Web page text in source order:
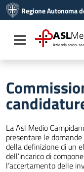
Vai al menu di
Vai al footer
Regione Autonoma
Toggle navigation
ASL
Azienda socio-
La Asl Medio
presentare le
della definizione di un
dell’incarico di
l’accertamento delle